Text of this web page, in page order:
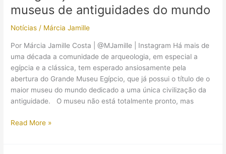
do
Grande
Museu
não
pararam:
entenda
o
caso!
museus de antiguidades do mundo
Notícias / Márcia Jamille
Por Márcia Jamille Costa | @MJamille | Instagram Há mais de
uma década a comunidade de arqueologia, em especial a
egípcia e a clássica, tem esperado ansiosamente pela
abertura do Grande Museu Egípcio, que já possui o título de o
maior museu do mundo dedicado a uma única civilização da
antiguidade. O museu não está totalmente pronto, mas
O
Read More »